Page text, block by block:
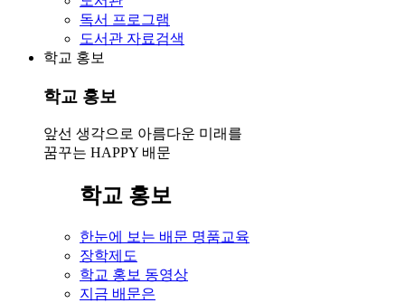
독서 프로그램
도서관 자료검색
학교 홍보
학교 홍보
앞선 생각으로 아름다운 미래를
꿈꾸는 HAPPY 배문
학교 홍보
한눈에 보는 배문 명품교육
장학제도
학교 홍보 동영상
지금 배문은